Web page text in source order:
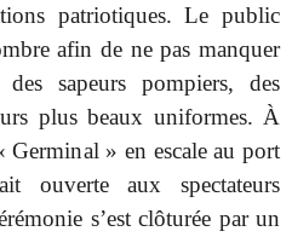
patriotiques. Le public
afin de ne pas manquer
sapeurs pompiers, des
plus beaux uniformes. À
Germinal » en escale au port
ouverte aux spectateurs
s’est clôturée par un